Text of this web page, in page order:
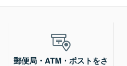
郵便局・ATM・ポストをさ